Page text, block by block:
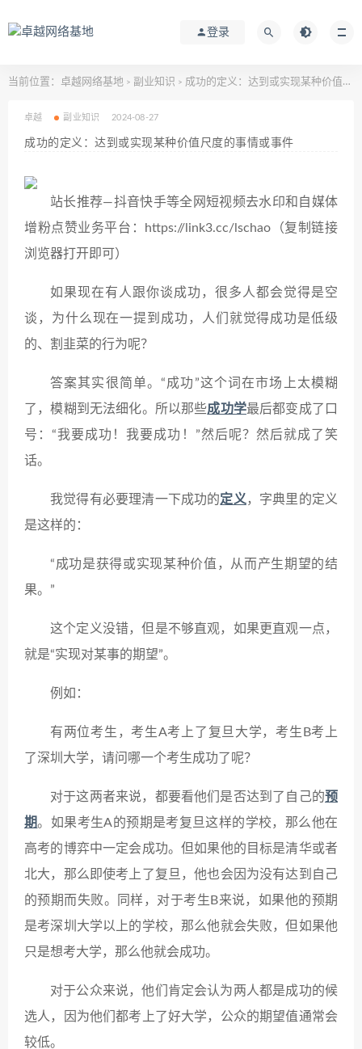
登录
当前位置： 卓越网络基地 > 副业知识 > 成功的定义：达到或实现某种价值尺度的事情或事件
卓越 副业知识 2024-08-27
成功的定义：达到或实现某种价值尺度的事情或事件
站长推荐—抖音快手等全网短视频去水印和自媒体
增粉点赞业务平台：https://link3.cc/lschao（复制链接
浏览器打开即可）
如果现在有人跟你谈成功，很多人都会觉得是空
谈，为什么现在一提到成功，人们就觉得成功是低级
的、割韭菜的行为呢？
答案其实很简单。“成功”这个词在市场上太模糊
了，模糊到无法细化。所以那些成功学最后都变成了口
号：“我要成功！我要成功！”然后呢？然后就成了笑
话。
我觉得有必要理清一下成功的定义 ，字典里的定义
是这样的：
“成功是获得或实现某种价值，从而产生期望的结
果。”
这个定义没错，但是不够直观，如果更直观一点，
就是“实现对某事的期望”。
例如：
有两位考生，考生A考上了复旦大学，考生B考上
了深圳大学，请问哪一个考生成功了呢？
对于这两者来说，都要看他们是否达到了自己的预
期。如果考生A的预期是考复旦这样的学校，那么他在
高考的博弈中一定会成功。但如果他的目标是清华或者
北大，那么即使考上了复旦，他也会因为没有达到自己
的预期而失败。同样，对于考生B来说，如果他的预期
是考深圳大学以上的学校，那么他就会失败，但如果他
只是想考大学，那么他就会成功。
对于公众来说，他们肯定会认为两人都是成功的候
选人，因为他们都考上了好大学，公众的期望值通常会
较低。